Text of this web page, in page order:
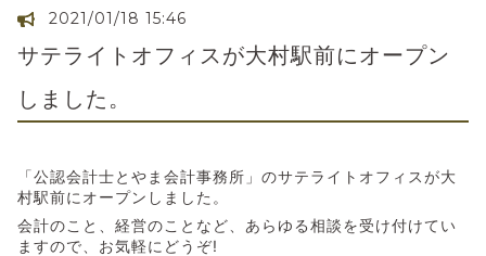
2021/01/18 15:46
サテライトオフィスが大村駅前にオープン
しました。
「公認会計士とやま会計事務所」のサテライトオフィスが大
村駅前にオープンしました。
会計のこと、経営のことなど、あらゆる相談を受け付けてい
ますので、お気軽にどうぞ!